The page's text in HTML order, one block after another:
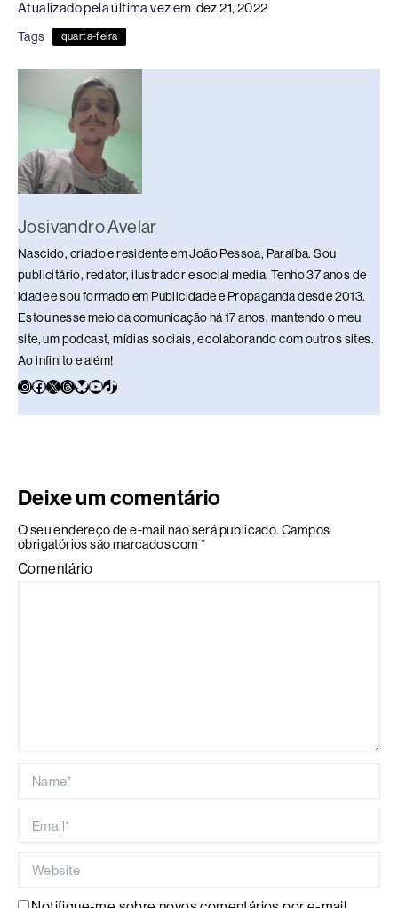
e
b
o
o
a
d
s
e
n
sk s
p
y
n
Atualizado pela última vez em dez 21, 2022
Tags quarta-feira
Josivandro Avelar
Nascido, criado e residente em João Pessoa, Paraíba. Sou
publicitário, redator, ilustrador e social media. Tenho 37 anos de
idade e sou formado em Publicidade e Propaganda desde 2013.
Estou nesse meio da comunicação há 17 anos, mantendo o meu
site, um podcast, mídias sociais, e colaborando com outros sites.
Ao infinito e além!
Deixe um comentário
O seu endereço de e-mail não será publicado. Campos
obrigatórios são marcados com *
Comentário